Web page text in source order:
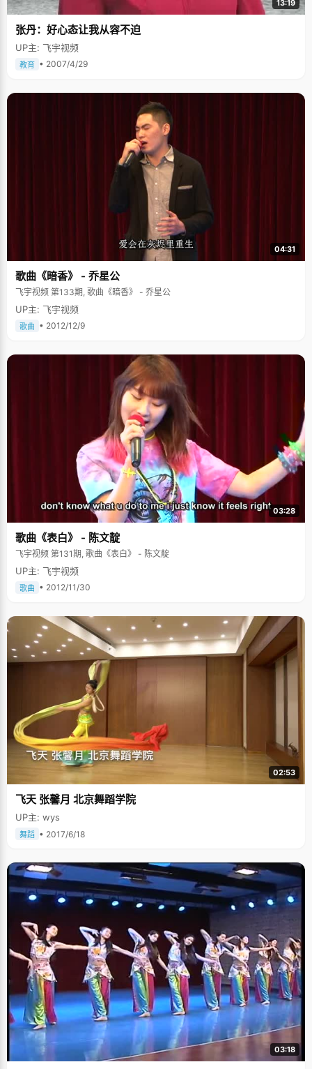
13:19
张丹：好心态让我从容不迫
UP主: 飞宇视频
教育 • 2007/4/29
04:31
歌曲《暗香》 - 乔星公
飞宇视频 第133期, 歌曲《暗香》 - 乔星公
UP主: 飞宇视频
歌曲 • 2012/12/9
03:28
歌曲《表白》 - 陈文靛
飞宇视频 第131期, 歌曲《表白》 - 陈文靛
UP主: 飞宇视频
歌曲 • 2012/11/30
02:53
飞天 张馨月 北京舞蹈学院
UP主: wys
舞蹈 • 2017/6/18
03:18